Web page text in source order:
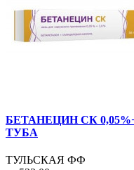
БЕТАНЕЦИН СК
ТУБА
ТУЛЬСКАЯ ФФ